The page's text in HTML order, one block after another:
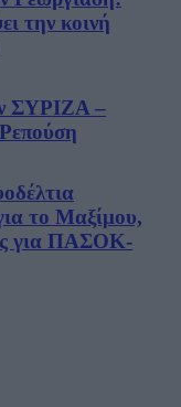
την κοινή
ΣΥΡΙΖΑ –
το Μαξίμου,
για ΠΑΣΟΚ-